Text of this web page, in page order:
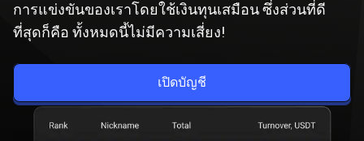
การแข่งขันของเราโดยใช้เงินทุนเสมือน ซึ่งส่วนที่ดี
ที่สุดก็คือ ทั้งหมดนี้ไม่มีความเสี่ยง!
เปิดบัญชี